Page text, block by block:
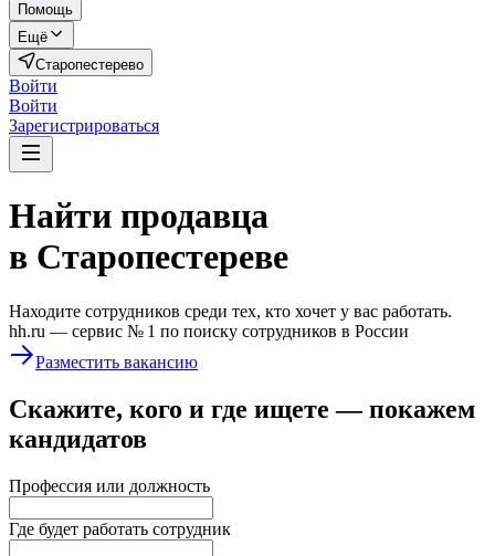
Помощь
Ещё
Старопестерево
Войти
Войти
Зарегистрироваться
Найти продавца
в Старопестереве
Находите сотрудников среди тех, кто хочет у вас работать.
hh.ru — сервис № 1 по поиску сотрудников в России
Разместить вакансию
Скажите, кого и где ищете — покажем
кандидатов
Профессия или должность
Где будет работать сотрудник